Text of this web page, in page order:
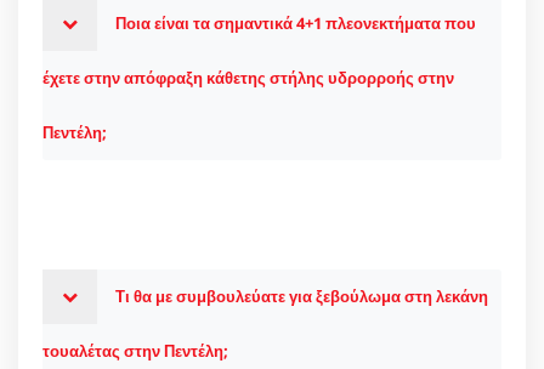
Ποια είναι τα σημαντικά 4+1 πλεονεκτήματα που
έχετε στην απόφραξη κάθετης στήλης υδρορροής στην
Πεντέλη;
Τι θα με συμβουλεύατε για ξεβούλωμα στη λεκάνη
τουαλέτας στην Πεντέλη;